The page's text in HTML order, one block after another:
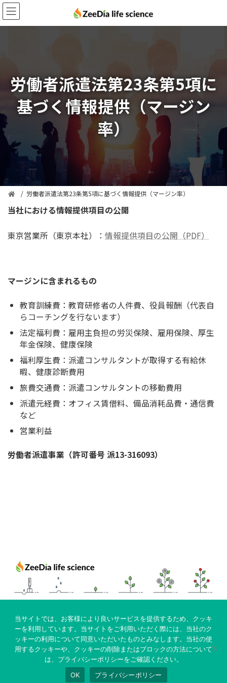
コ
ン
テ
プ
ナ
ビ
ゲ
動
労働者派遣法第23条第5項に
基づく情報提供（マージン
率）
労働者派遣法第23条第5項に基づく情報提供（マージン率）
当社における情報提供項目の公開
東京営業所（東京本社）： 情報提供項目の公開（PDF）
マージンに含まれるもの
教育訓練費：教育研修者の人件費、役員報酬（代表自
らコーチングを行ないます）
法定福利費：雇用主負担の労災保険、雇用保険、厚生
年金保険、健康保険
福利厚生費：派遣コンサルタントが取得する有給休
暇、健康診断費用
旅費交通費：派遣コンサルタントの移動費用
派遣元経費：オフィス賃借料、備品消耗品費・通信費
など
営業利益
労働者派遣事業（許可番号 派13-316093）
Company
Privacy policy
Copyright © ZeeDia life science All Rights Reserved.
当サイトでは、お客様により良いサービスを提供するため、クッキ
ーを利用しています。当サイトをご利用いただく際には、当社のク
ッキーの利用について同意いただいたものとみなします。当社の使
用するクッキーや、クッキーの削除またはブロックの方法について
は、プライバシーポリシーをご確認ください。
OK
プライバシーポリシー